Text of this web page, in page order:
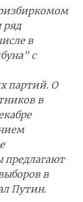
ряд
в
с
партий. О
в
предлагают
в
Путин.